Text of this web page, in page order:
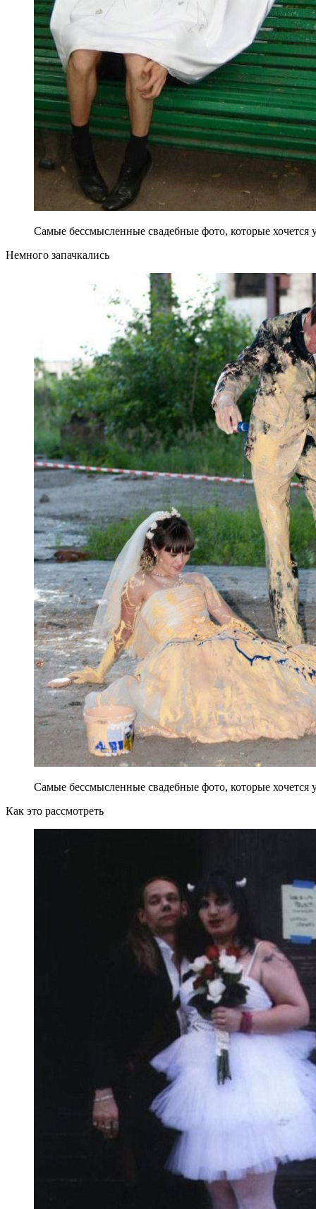
Самые бессмысленные свадебные фото, которые хочется
Немного запачкались
Самые бессмысленные свадебные фото, которые хочется
Как это рассмотреть